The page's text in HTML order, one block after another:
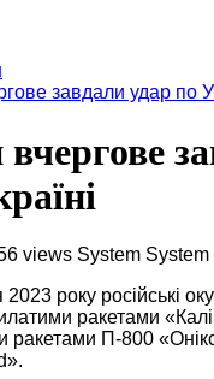
завдали удар по
views System System
року російські
ракетами
ракетами П-800